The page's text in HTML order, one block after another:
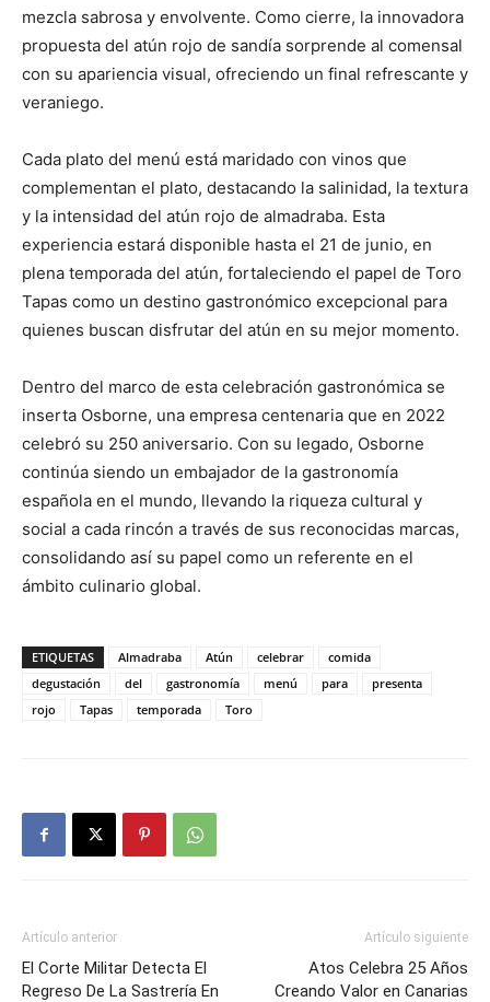
mezcla sabrosa y envolvente. Como cierre, la innovadora
propuesta del atún rojo de sandía sorprende al comensal
con su apariencia visual, ofreciendo un final refrescante y
veraniego.
Cada plato del menú está maridado con vinos que
complementan el plato, destacando la salinidad, la textura
y la intensidad del atún rojo de almadraba. Esta
experiencia estará disponible hasta el 21 de junio, en
plena temporada del atún, fortaleciendo el papel de Toro
Tapas como un destino gastronómico excepcional para
quienes buscan disfrutar del atún en su mejor momento.
Dentro del marco de esta celebración gastronómica se
inserta Osborne, una empresa centenaria que en 2022
celebró su 250 aniversario. Con su legado, Osborne
continúa siendo un embajador de la gastronomía
española en el mundo, llevando la riqueza cultural y
social a cada rincón a través de sus reconocidas marcas,
consolidando así su papel como un referente en el
ámbito culinario global.
ETIQUETAS Almadraba Atún celebrar
comida
degustación
del gastronomía menú para
presenta
rojo
Tapas temporada Toro
Artículo anterior
El Corte Militar Detecta El
Regreso De La Sastrería En
Artículo siguiente
Atos Celebra 25 Años
Creando Valor en Canarias